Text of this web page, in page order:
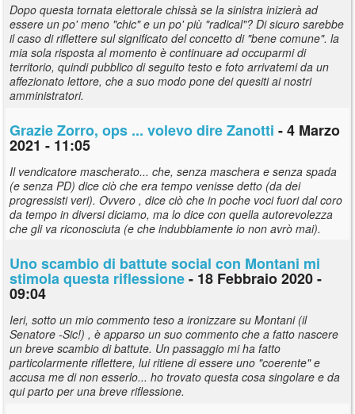
Dopo questa tornata elettorale chissà se la sinistra inizierà ad
essere un po' meno "chic" e un po' più "radical"? Di sicuro sarebbe
il caso di riflettere sul significato del concetto di "bene comune". la
mia sola risposta al momento è continuare ad occuparmi di
territorio, quindi pubblico di seguito testo e foto arrivatemi da un
affezionato lettore, che a suo modo pone dei quesiti ai nostri
amministratori.
Grazie Zorro, ops ... volevo dire Zanotti - 4 Marzo
2021 - 11:05
Il vendicatore mascherato... che, senza maschera e senza spada
(e senza PD) dice ciò che era tempo venisse detto (da dei
progressisti veri). Ovvero , dice ciò che in poche voci fuori dal coro
da tempo in diversi diciamo, ma lo dice con quella autorevolezza
che gli va riconosciuta (e che indubbiamente io non avrò mai).
Uno scambio di battute social con Montani mi
stimola questa riflessione- 18 Febbraio 2020 -
09:04
Ieri, sotto un mio commento teso a ironizzare su Montani (il
Senatore -Sic!) , è apparso un suo commento che a fatto nascere
un breve scambio di battute. Un passaggio mi ha fatto
particolarmente riflettere, lui ritiene di essere uno "coerente" e
accusa me di non esserlo... ho trovato questa cosa singolare e da
qui parto per una breve riflessione.